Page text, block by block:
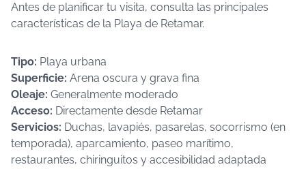
Antes de planificar tu visita, consulta las principales
características de la Playa de Retamar.
Tipo: Playa urbana
Superficie: Arena oscura y grava fina
Oleaje: Generalmente moderado
Acceso: Directamente desde Retamar
Servicios: Duchas, lavapiés, pasarelas, socorrismo (en
temporada), aparcamiento, paseo marítimo,
restaurantes, chiringuitos y accesibilidad adaptada